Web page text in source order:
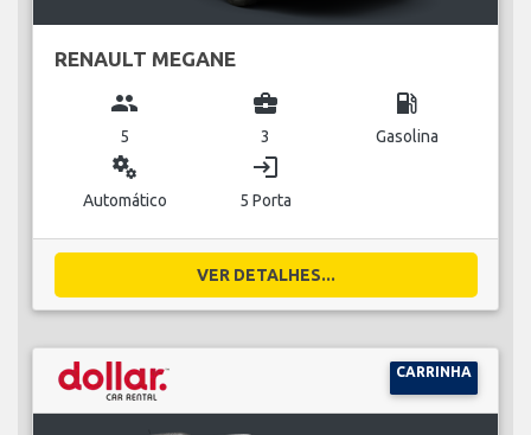
RENAULT MEGANE
group
5
business_center
3
local_gas_station
Gasolina
miscellaneous_services
Automático
login
5 Porta
VER DETALHES...
CARRINHA